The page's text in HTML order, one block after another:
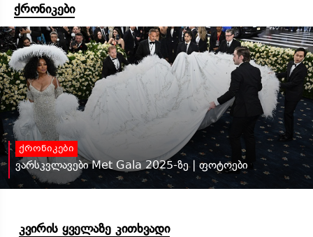
ქრონიკები
ქრონიკები
ვარსკვლავები Met Gala 2025-ზე | ფოტოები
კვირის ყველაზე კითხვადი